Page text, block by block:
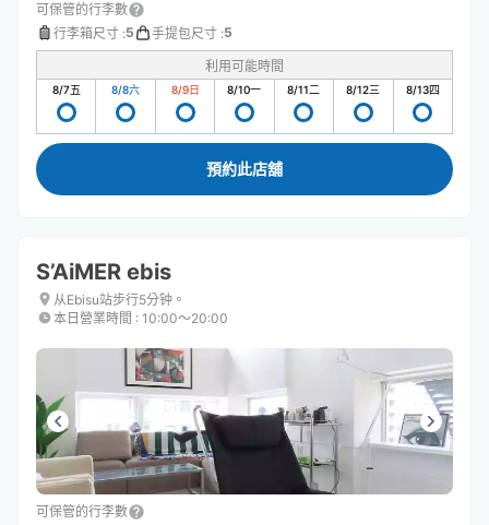
可保管的行李數
行李箱尺寸 :5 手提包尺寸 :5
利用可能時間
8/7五 8/8六 8/9日 8/10一 8/11二 8/12三 8/13四
預約此店舖
S’AiMER ebis
从Ebisu站步行5分钟。
本日營業時間 : 10:00〜20:00
可保管的行李數